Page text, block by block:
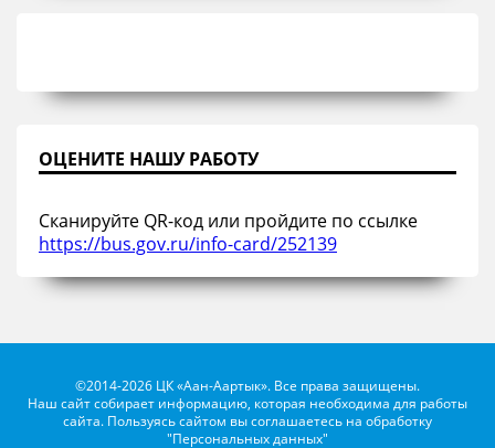
ОЦЕНИТЕ НАШУ РАБОТУ
Сканируйте QR-код или пройдите по ссылке
https://bus.gov.ru/info-card/252139
©2014-2026 ЦК «Аан-Аартык». Все права защищены.
Наш сайт собирает информацию, которая необходима для работы
сайта. Пользуясь сайтом вы соглашаетесь на обработку
"Персональных данных"